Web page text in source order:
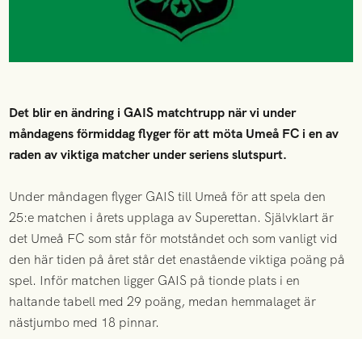
Det blir en ändring i GAIS matchtrupp när vi under
måndagens förmiddag flyger för att möta Umeå FC i en av
raden av viktiga matcher under seriens slutspurt.
Under måndagen flyger GAIS till Umeå för att spela den
25:e matchen i årets upplaga av Superettan. Självklart är
det Umeå FC som står för motståndet och som vanligt vid
den här tiden på året står det enastående viktiga poäng på
spel. Inför matchen ligger GAIS på tionde plats i en
haltande tabell med 29 poäng, medan hemmalaget är
nästjumbo med 18 pinnar.